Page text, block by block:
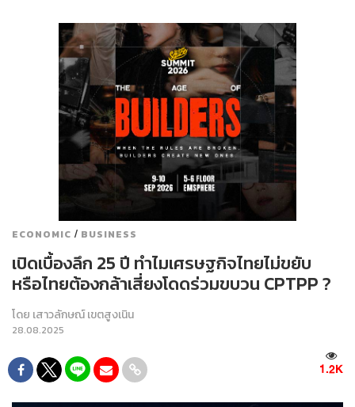
ECONOMIC / BUSINESS
เปิดเบื้องลึก 25 ปี ทำไมเศรษฐกิจไทยไม่ขยับ
หรือไทยต้องกล้าเสี่ยงโดดร่วมขบวน CPTPP ?
โดย เสาวลักษณ์ เขตสูงเนิน
28.08.2025
1.2K